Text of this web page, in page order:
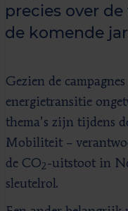
precies over
de komende
Gezien de
energietransitie
thema’s zijn tijdens
Mobiliteit –
de CO2 -uitstoot in
sleutelrol.